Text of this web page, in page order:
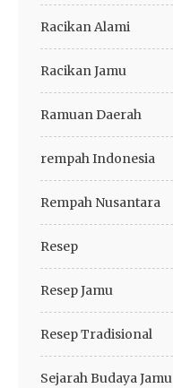
Racikan Alami
Racikan Jamu
Ramuan Daerah
rempah Indonesia
Rempah Nusantara
Resep
Resep Jamu
Resep Tradisional
Sejarah Budaya Jamu